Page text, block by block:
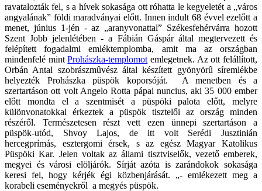
ravatalozták fel, s a hívek sokasága ott róhatta le kegyeletét a „város
angyalának” földi maradványai előtt. Innen indult 68 évvel ezelőtt a
menet, június 1-jén - az „aranyvonattal” Székesfehérvárra hozott
Szent Jobb jelenlétében - a Fábián Gáspár által megtervezett és
felépített fogadalmi emléktemplomba, amit ma az országban
mindenfelé mintProhászka-templomot emlegetnek. Az ott felállított,
Orbán Antal szobrászmûvész által készített gyönyörû síremlékbe
helyezték Prohászka püspök koporsóját. A menetben és a
szertartáson ott volt Angelo Rotta pápai nuncius, aki 35 000 ember
előtt mondta el a szentmisét a püspöki palota előtt, melyre
különvonatokkal érkeztek a püspök tisztelői az ország minden
részéről. Természetesen részt vett ezen ünnepi szertartáson a
püspök-utód, Shvoy Lajos, de itt volt Serédi Jusztinián
hercegprímás, esztergomi érsek, s az egész Magyar Katolikus
Püspöki Kar. Jelen voltak az állami tisztviselők, vezető emberek,
megyei és városi elöljárók. Sírját azóta is zarándokok sokasága
keresi fel, hogy kérjék égi közbenjárását. „- emlékezett meg a
korabeli eseményekről a megyés püspök.